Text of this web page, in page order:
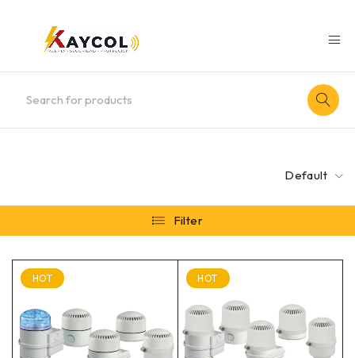
Default
Filter
HOT HOT